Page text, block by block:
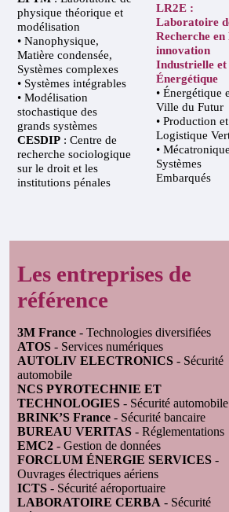
physique théorique et
modélisation
• Nanophysique,
Matière condensée,
Systèmes complexes
• Systèmes intégrables
• Modélisation
stochastique des
grands systèmes
CESDIP : Centre de
recherche sociologique
sur le droit et les
institutions pénales
LR2E :
Laboratoire
Recherche en
innovation
Industrielle et
Énergétique
• Énergétique
Ville du Futur
• Production et
Logistique
•
Systèmes
Embarqués
Les entreprises de
référence
3M France - Technologies diversifiées
ATOS - Services numériques
AUTOLIV ELECTRONICS - Sécurité
automobile
NCS PYROTECHNIE ET
TECHNOLOGIES - Sécurité automobile
BRINK’S France - Sécurité bancaire
BUREAU VERITAS - Réglementations
EMC2 - Gestion de données
FORCLUM ÉNERGIE SERVICES -
Ouvrages électriques aériens
ICTS - Sécurité aéroportuaire
LABORATOIRE CERBA - Sécurité